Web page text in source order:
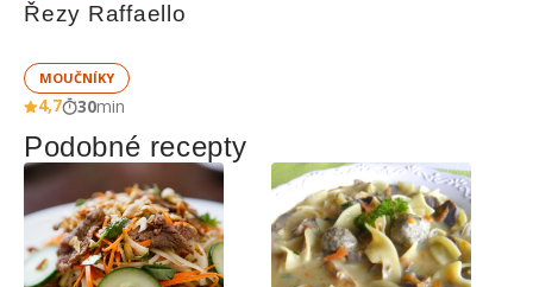
Řezy Raffaello
MOUČNÍKY
4,7 30min
Podobné recepty